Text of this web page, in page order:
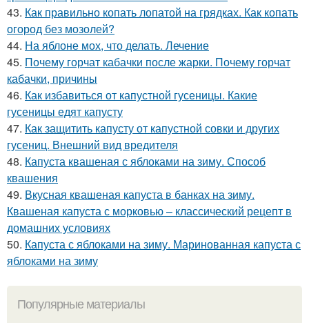
43. Как правильно копать лопатой на грядках. Как копать
огород без мозолей?
44. На яблоне мох, что делать. Лечение
45. Почему горчат кабачки после жарки. Почему горчат
кабачки, причины
46. Как избавиться от капустной гусеницы. Какие
гусеницы едят капусту
47. Как защитить капусту от капустной совки и других
гусениц. Внешний вид вредителя
48. Капуста квашеная с яблоками на зиму. Способ
квашения
49. Вкусная квашеная капуста в банках на зиму.
Квашеная капуста с морковью – классический рецепт в
домашних условиях
50. Капуста с яблоками на зиму. Маринованная капуста с
яблоками на зиму
Популярные материалы